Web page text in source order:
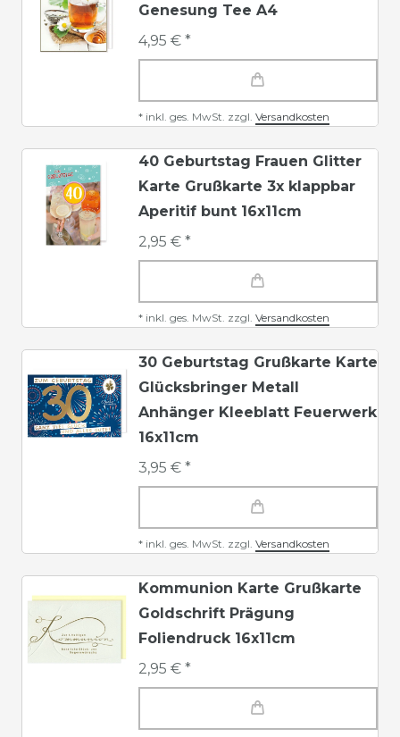
Genesung Tee A4
4,95 € *
* inkl. ges. MwSt. zzgl. Versandkosten
40 Geburtstag Frauen Glitter
Karte Grußkarte 3x klappbar
Aperitif bunt 16x11cm
2,95 € *
* inkl. ges. MwSt. zzgl. Versandkosten
30 Geburtstag Grußkarte Karte
Glücksbringer Metall
Anhänger Kleeblatt Feuerwerk
16x11cm
3,95 € *
* inkl. ges. MwSt. zzgl. Versandkosten
Kommunion Karte Grußkarte
Goldschrift Prägung
Foliendruck 16x11cm
2,95 € *